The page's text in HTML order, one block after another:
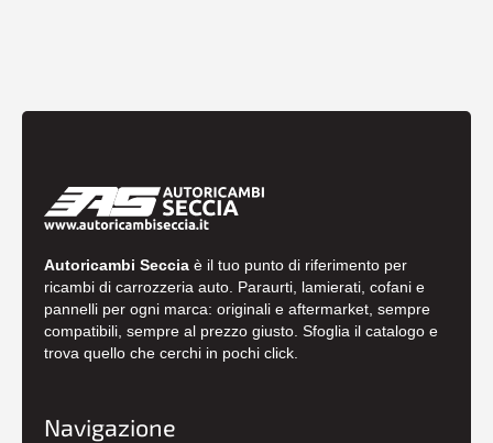
Autoricambi Seccia è il tuo punto di riferimento per
ricambi di carrozzeria auto. Paraurti, lamierati, cofani e
pannelli per ogni marca: originali e aftermarket, sempre
compatibili, sempre al prezzo giusto. Sfoglia il catalogo e
trova quello che cerchi in pochi click.
Navigazione